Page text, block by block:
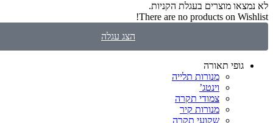
מוצרים בעגלת הקניות.
There are no products on
הצג עגלה
תאורה
מנורות תלייה
צמודי תקרה
מנורות קיר
שקועי תקרה